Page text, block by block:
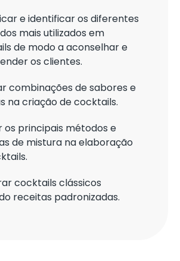
e identificar os diferentes
mais utilizados em
de modo a aconselhar e
os clientes.
combinações de sabores e
na criação de cocktails.
os principais métodos e
de mistura na elaboração
cocktails clássicos
receitas padronizadas.